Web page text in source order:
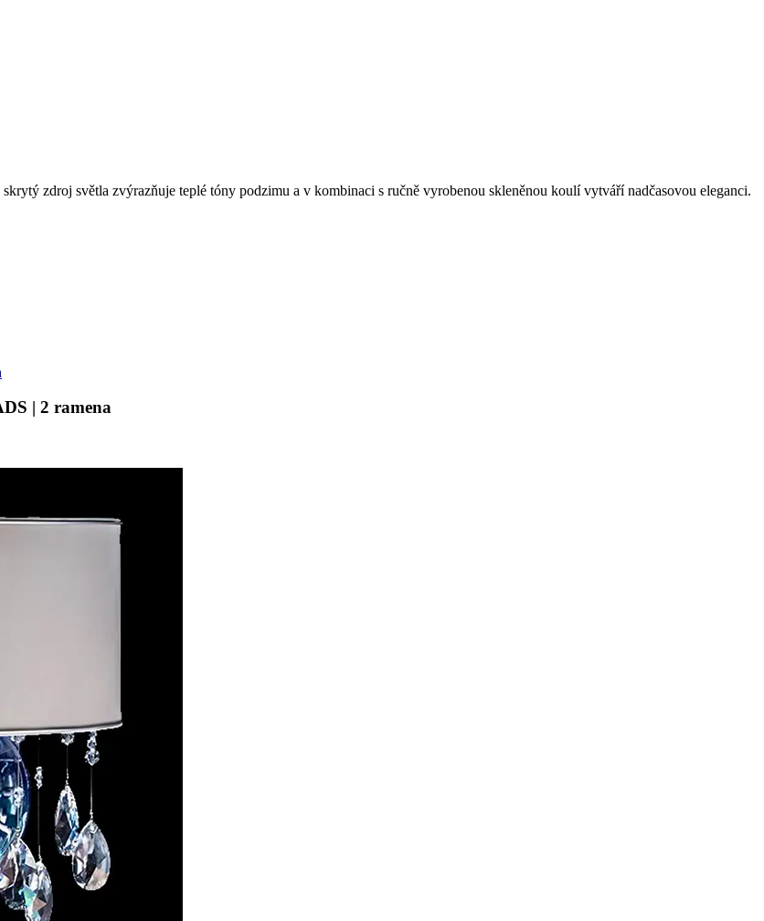
zdroj světla zvýrazňuje teplé tóny podzimu a v kombinaci s ručně vyrobenou skleněnou koulí vytváří nadčasovou eleganci.
| 2 ramena